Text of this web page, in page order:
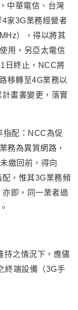
中華電信、台灣
家3G業務經營者
），得以將其
用，另亞太電信
日終止，NCC將
移轉至4G業務以
畫書變更，落實
指配：NCC為促
務為異質網路，
繳回前，得向
，惟其3G業務頻
即，同一業者過
持之情況下，應儘
終端設備（3G手